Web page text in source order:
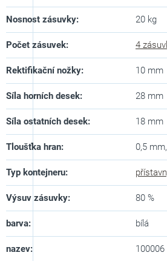
Nosnost zásuvky: 20 kg
Počet zásuvek: 4
Rektifikační nožky: 10 mm
Síla horních desek: 28 mm
Síla ostatních desek: 18 mm
Tloušťka hran: 0,5
Typ kontejneru:
Výsuv zásuvky: 80 %
barva: bílá
nazev: 100006